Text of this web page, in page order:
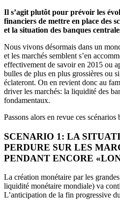
Il s’agit plutôt pour prévoir les
financiers de mettre en place des
et la situation des banques
Nous vivons désormais dans un
et les marchés semblent s’en
effectivement de savoir en 2015 ou
bulles de plus en plus grossières ou
éclateront. On en revient donc au
driver les marchés: la liquidité des
fondamentaux.
Passons alors en revue ces scénarios
SCENARIO 1: LA
PERDURE SUR LES
PENDANT ENCORE
La création monétaire par les
liquidité monétaire mondiale) va
L’anticipation de la fin progressive